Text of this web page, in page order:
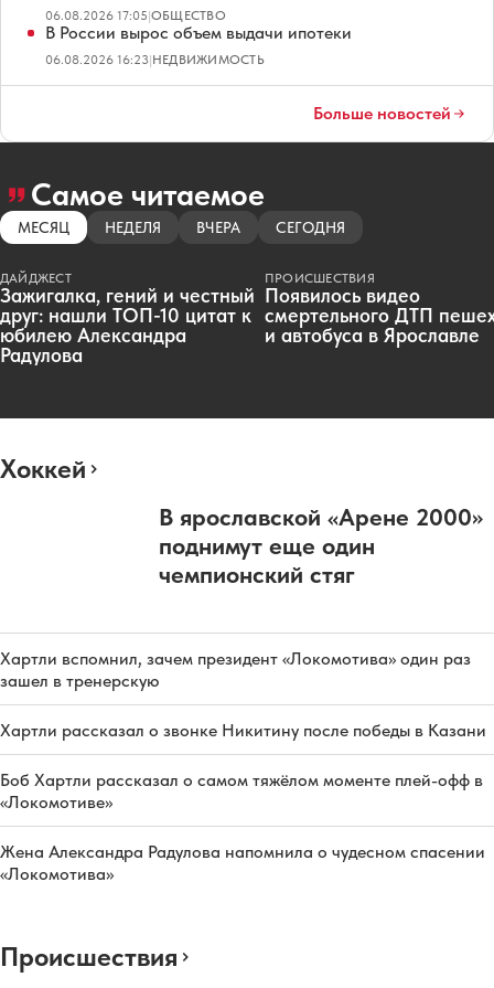
06.08.2026 17:05|ОБЩЕСТВО
В России вырос объем выдачи ипотеки
06.08.2026 16:23|НЕДВИЖИМОСТЬ
Больше новостей
Самое читаемое
МЕСЯЦ НЕДЕЛЯ ВЧЕРА СЕГОДНЯ
ДАЙДЖЕСТ
Зажигалка, гений и честный
друг: нашли ТОП-10 цитат к
юбилею Александра
Радулова
ПРОИСШЕСТВИЯ
Появилось видео
смертельного ДТП
и автобуса в Ярославле
Хоккей
В ярославской «Арене 2000»
поднимут еще один
чемпионский стяг
Хартли вспомнил, зачем президент «Локомотива» один раз
зашел в тренерскую
Хартли рассказал о звонке Никитину после победы в Казани
Боб Хартли рассказал о самом тяжёлом моменте плей-офф в
«Локомотиве»
Жена Александра Радулова напомнила о чудесном спасении
«Локомотива»
Происшествия